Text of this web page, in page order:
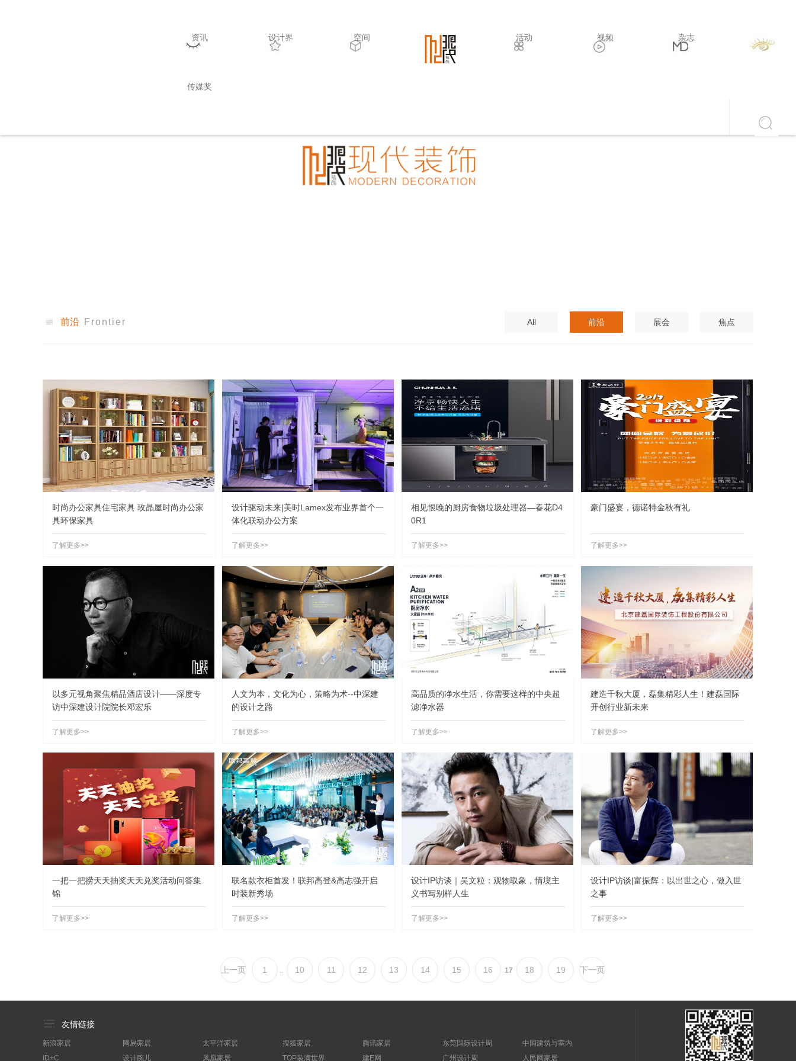
资讯 设计界 空间 . 活动 视频 杂志
传媒奖
前沿 Frontier All 前沿 展会 焦点
时尚办公家具住宅家具 玫晶屋时尚办公家
具环保家具
了解更多>>
设计驱动未来|美时Lamex发布业界首个一
体化联动办公方案
了解更多>>
相见恨晚的厨房食物垃圾处理器—春花D4
0R1
了解更多>>
豪门盛宴，德诺特金秋有礼
了解更多>>
以多元视角聚焦精品酒店设计——深度专
访中深建设计院院长邓宏乐
了解更多>>
人文为本，文化为心，策略为术--中深建
的设计之路
了解更多>>
高品质的净水生活，你需要这样的中央超
滤净水器
了解更多>>
建造千秋大厦，磊集精彩人生！建磊国际
开创行业新未来
了解更多>>
一把一把捞天天抽奖天天兑奖活动问答集
锦
了解更多>>
联名款衣柜首发！联邦高登&高志强开启
时装新秀场
了解更多>>
设计IP访谈｜吴文粒：观物取象，情境主
义书写别样人生
了解更多>>
设计IP访谈|富振辉：以出世之心，做入世
之事
了解更多>>
上一页 1 .. 10 11 12 13 14 15 16 17 18 19 下一页
友情链接
新浪家居 网易家居 太平洋家居 搜狐家居 腾讯家居 东莞国际设计周
中国建筑与室内
ID+C
设计腕儿 凤凰家居 TOP装潢世界 建E网 广州设计周 人民网家居